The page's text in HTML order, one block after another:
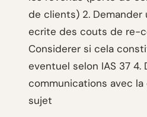
de clients) 2. Demander
ecrite des couts de re-
Considerer si cela
eventuel selon IAS 37 4.
communications avec
sujet